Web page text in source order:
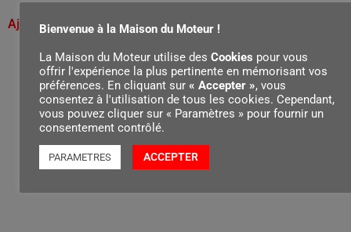
Ajouter au panier
Bienvenue à la Maison du Moteur !
La Maison du Moteur utilise des Cookies pour vous
offrir l'expérience la plus pertinente en mémorisant vos
préférences. En cliquant sur « Accepter », vous
consentez à l'utilisation de tous les cookies. Cependant,
vous pouvez cliquer sur « Paramètres » pour fournir un
consentement contrôlé.
PARAMETRES ACCEPTER